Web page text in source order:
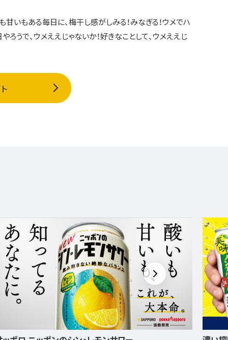
甘いもある毎日に、梅干し感がしみる！みなぎる！ウメでハ
ろうで、ウメええじゃないか！好きなことして、ウメええじ